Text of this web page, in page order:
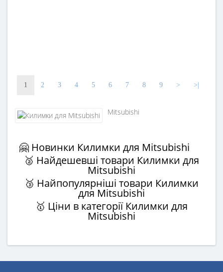
1 2 3 4 5 6 7 8 9 > >|
Mitsubishi
🤗 Новинки Килимки для Mitsubishi
🥈 Найдешевші товари Килимки для
Mitsubishi
🥉 Найпопулярніші товари Килимки
для Mitsubishi
🥇 Ціни в категорії Килимки для
Mitsubishi